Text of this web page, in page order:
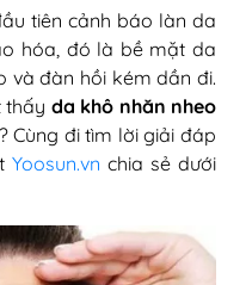
trạng da khô nhăn
mặt dịu nhẹ
thường xuyên
nhiên
thư giãn da
quá trình xử lý
nhăn
tiên cảnh báo làn da
hóa, đó là bề mặt da
và đàn hồi kém dần đi.
thấy da khô nhăn nheo
Cùng đi tìm lời giải đáp
Yoosun.vn chia sẻ dưới